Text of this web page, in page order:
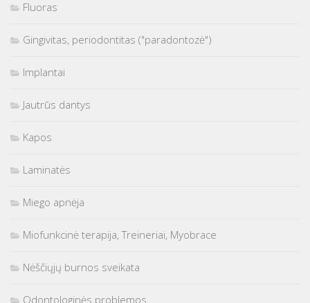
Fluoras
Gingivitas, periodontitas ("paradontozė")
Implantai
Jautrūs dantys
Kapos
Laminatės
Miego apnėja
Miofunkcinė terapija, Treineriai, Myobrace
Nėščiųjų burnos sveikata
Odontologinės problemos